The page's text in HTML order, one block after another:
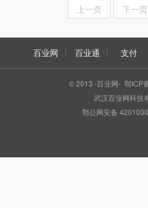
上一页 下一页
百业网 百业通 支付
© 2013 -百业网- 鄂ICP
武汉百业网科技
鄂公网安备